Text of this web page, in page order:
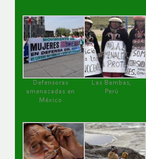
Defensoras
amenazadas en
México
Las Bambas,
Perú